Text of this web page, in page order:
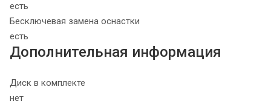
есть
Бесключевая замена оснастки
есть
Дополнительная информация
Диск в комплекте
нет